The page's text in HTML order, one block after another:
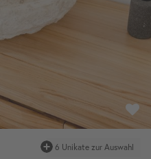
6 Unikate zur Auswahl